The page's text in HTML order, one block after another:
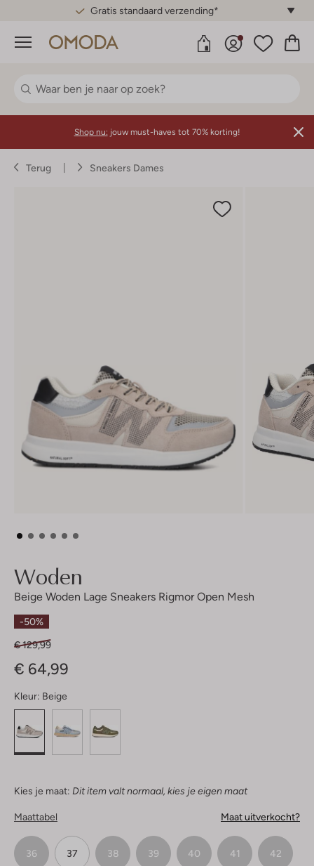
Gratis standaard verzending*
Menu
Shop nu: jouw must-haves tot 70% korting!
Terug Sneakers Dames
Woden
Beige Woden Lage Sneakers Rigmor Open Mesh
-50%
€ 129,99
€ 64,99
Kleur: Beige
Kies je maat: Dit item valt normaal, kies je eigen maat
Maattabel Maat uitverkocht?
36 37 38 39 40 41 42